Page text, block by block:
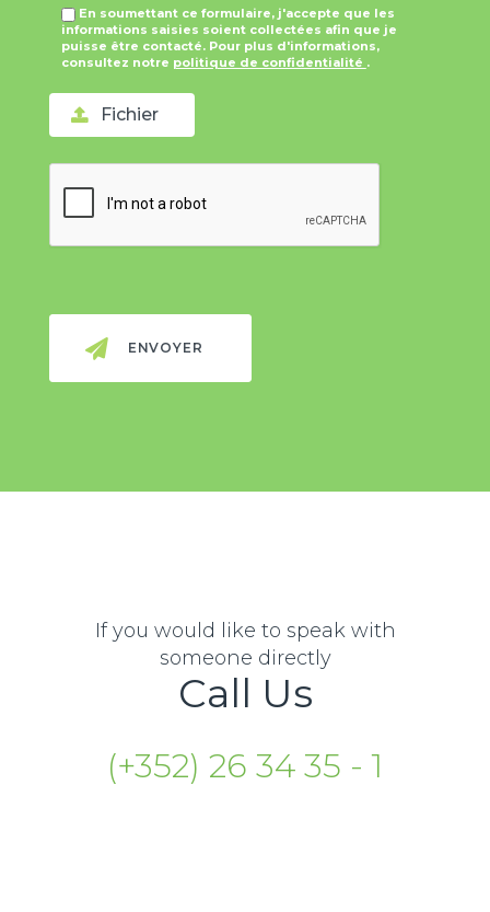
En soumettant ce formulaire, j'accepte que les
informations saisies soient collectées afin que je
puisse être contacté. Pour plus d'informations,
consultez notre politique de confidentialité .
If you would like to speak with
someone directly
Call Us
(+352) 26 34 35 - 1